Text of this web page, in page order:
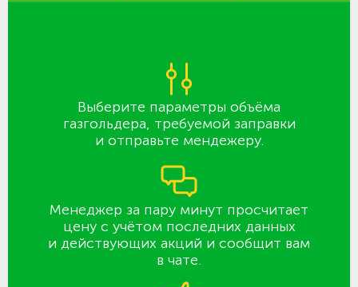
Выберите параметры объёма
газгольдера, требуемой заправки
и отправьте мендежеру.
Менеджер за пару минут просчитает
цену с учётом последних данных
и действующих акций и сообщит вам
в чате.